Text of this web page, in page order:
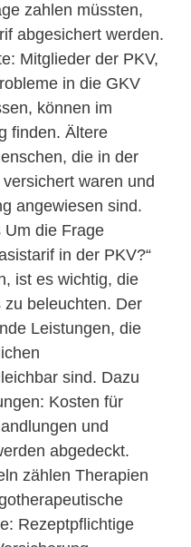
zahlen müssten,
abgesichert werden.
Mitglieder der PKV,
in die GKV
können im
finden. Ältere
die in der
waren und
angewiesen sind.
Um die Frage
in der PKV?“
ist es wichtig, die
beleuchten. Der
Leistungen, die
sind. Dazu
Kosten für
und
abgedeckt.
zählen Therapien
Rezeptpflichtige